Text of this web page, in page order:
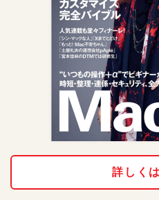
詳しく